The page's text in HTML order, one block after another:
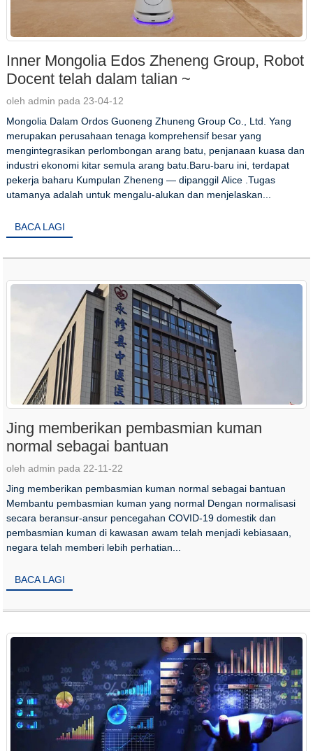
Inner Mongolia Edos Zheneng Group, Robot
Docent telah dalam talian ~
oleh admin pada 23-04-12
Mongolia Dalam Ordos Guoneng Zhuneng Group Co., Ltd. Yang
merupakan perusahaan tenaga komprehensif besar yang
mengintegrasikan perlombongan arang batu, penjanaan kuasa dan
industri ekonomi kitar semula arang batu.Baru-baru ini, terdapat
pekerja baharu Kumpulan Zheneng — dipanggil Alice .Tugas
utamanya adalah untuk mengalu-alukan dan menjelaskan...
BACA LAGI
Jing memberikan pembasmian kuman
normal sebagai bantuan
oleh admin pada 22-11-22
Jing memberikan pembasmian kuman normal sebagai bantuan
Membantu pembasmian kuman yang normal Dengan normalisasi
secara beransur-ansur pencegahan COVID-19 domestik dan
pembasmian kuman di kawasan awam telah menjadi kebiasaan,
negara telah memberi lebih perhatian...
BACA LAGI